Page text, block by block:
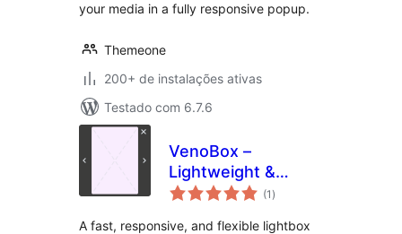
your media in a fully responsive popup.
Themeone
200+ de instalações ativas
Testado com 6.7.6
VenoBox –
Lightweight &
Responsive (1 total
de
)
A fast, responsive, and flexible lightbox